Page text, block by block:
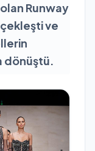
Runway
ve
dönüştü.